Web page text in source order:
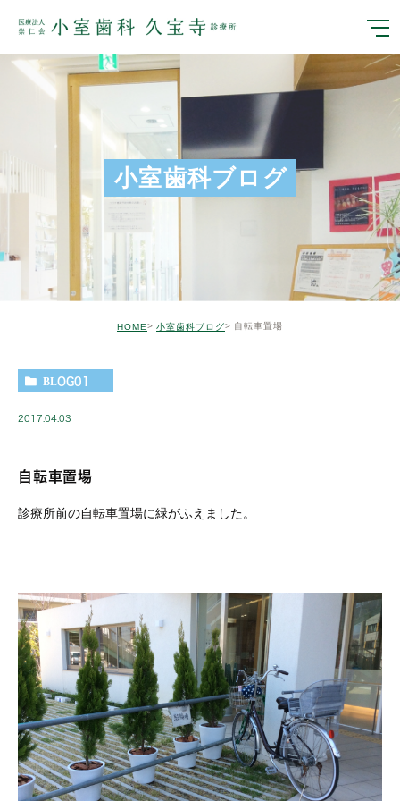
小室歯科ブログ
HOME 小室歯科ブログ 自転車置場
BLOG01
2017.04.03
自転車置場
診療所前の自転車置場に緑がふえました。